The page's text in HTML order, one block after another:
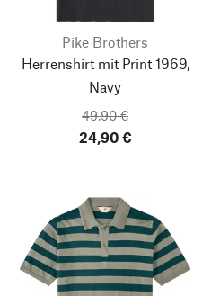
Pike Brothers
Herrenshirt mit Print 1969,
Navy
49,90 €
24,90 €